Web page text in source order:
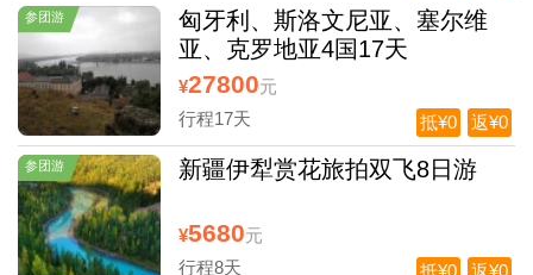
参团游
匈牙利、斯洛文尼亚、塞尔维
亚、克罗地亚4国17天
¥27800元
行程17天
返¥0
抵¥0
参团游 新疆伊犁赏花旅拍双飞8日游
¥5680元
行程8天
返¥0
抵¥0